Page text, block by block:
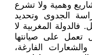
وهمية ولا تشرع
الجدوى وتحديد
فالدولة المغربية لا
تعمل على صيانتها
الفارغة،